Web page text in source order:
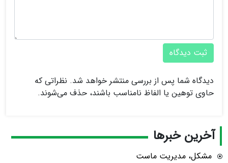
ثبت دیدگاه
دیدگاه شما پس از بررسی منتشر خواهد شد. نظراتی که
حاوی توهین یا الفاظ نامناسب باشند، حذف می‌شوند.
آخرین خبرها
مشکل، مدیریت ماست